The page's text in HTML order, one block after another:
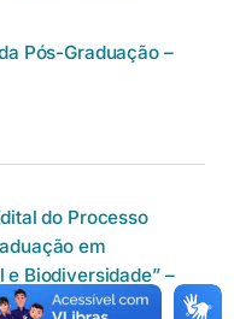
Pós-Graduação –
do Processo
em
Biodiversidade” –